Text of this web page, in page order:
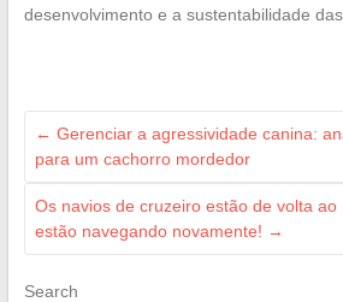
desenvolvimento e a sustentabilidade
← Gerenciar a agressividade canina:
para um cachorro mordedor
Os navios de cruzeiro estão de volta
estão navegando novamente! →
Search